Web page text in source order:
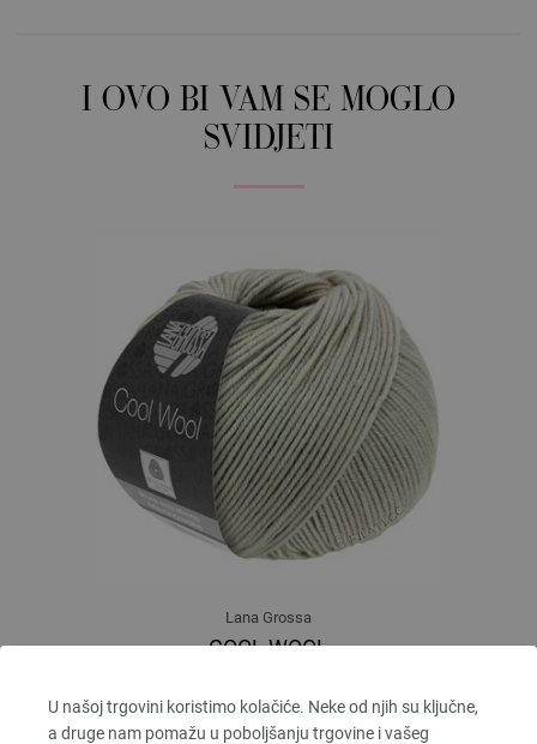
U našoj trgovini koristimo kolačiće. Neke od njih su ključne,
a druge nam pomažu u poboljšanju trgovine i vašeg
I OVO BI VAM SE MOGLO
SVIDJETI
Lana Grossa
COOL WOOL
Dužina: otprilike 160 m / 50 g
Većina igle: 3 - 3,5